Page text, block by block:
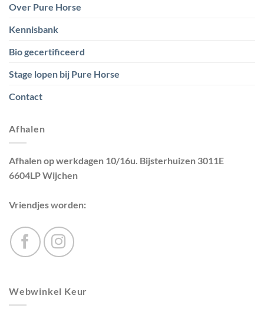
Over Pure Horse
Kennisbank
Bio gecertificeerd
Stage lopen bij Pure Horse
Contact
Afhalen
Afhalen op werkdagen 10/16u. Bijsterhuizen 3011E
6604LP Wijchen
Vriendjes worden:
Webwinkel Keur